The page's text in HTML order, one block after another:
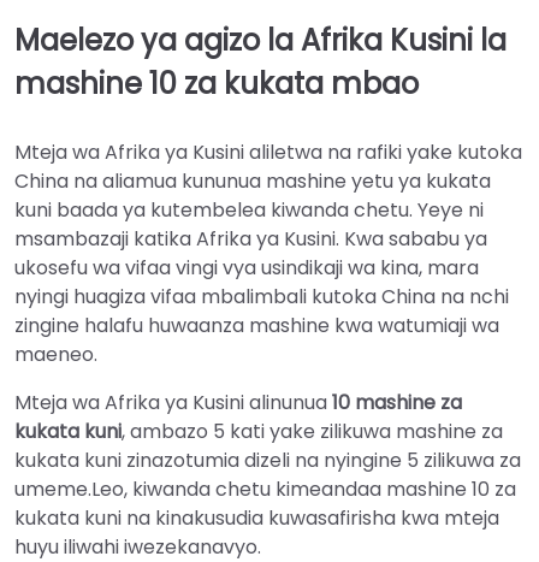
Maelezo ya agizo la Afrika Kusini la
mashine 10 za kukata mbao
Mteja wa Afrika ya Kusini aliletwa na rafiki yake kutoka
China na aliamua kununua mashine yetu ya kukata
kuni baada ya kutembelea kiwanda chetu. Yeye ni
msambazaji katika Afrika ya Kusini. Kwa sababu ya
ukosefu wa vifaa vingi vya usindikaji wa kina, mara
nyingi huagiza vifaa mbalimbali kutoka China na nchi
zingine halafu huwaanza mashine kwa watumiaji wa
maeneo.
Mteja wa Afrika ya Kusini alinunua10 mashine za
kukata kuni, ambazo 5 kati yake zilikuwa mashine za
kukata kuni zinazotumia dizeli na nyingine 5 zilikuwa za
umeme.Leo, kiwanda chetu kimeandaa mashine 10 za
kukata kuni na kinakusudia kuwasafirisha kwa mteja
huyu iliwahi iwezekanavyo.